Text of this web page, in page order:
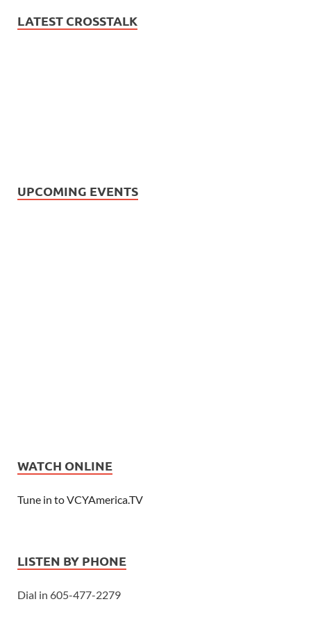
LATEST CROSSTALK
UPCOMING EVENTS
WATCH ONLINE
Tune in to VCYAmerica.TV
LISTEN BY PHONE
Dial in 605-477-2279